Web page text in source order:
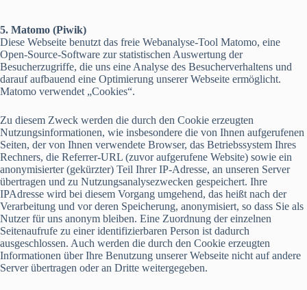
5. Matomo (Piwik)
Diese Webseite benutzt das freie Webanalyse-Tool Matomo, eine
Open-Source-Software zur statistischen Auswertung der
Besucherzugriffe, die uns eine Analyse des Besucherverhaltens und
darauf aufbauend eine Optimierung unserer Webseite ermöglicht.
Matomo verwendet „Cookies“.
Zu diesem Zweck werden die durch den Cookie erzeugten
Nutzungsinformationen, wie insbesondere die von Ihnen aufgerufenen
Seiten, der von Ihnen verwendete Browser, das Betriebssystem Ihres
Rechners, die Referrer-URL (zuvor aufgerufene Website) sowie ein
anonymisierter (gekürzter) Teil Ihrer IP-Adresse, an unseren Server
übertragen und zu Nutzungsanalysezwecken gespeichert. Ihre
IPAdresse wird bei diesem Vorgang umgehend, das heißt nach der
Verarbeitung und vor deren Speicherung, anonymisiert, so dass Sie als
Nutzer für uns anonym bleiben. Eine Zuordnung der einzelnen
Seitenaufrufe zu einer identifizierbaren Person ist dadurch
ausgeschlossen. Auch werden die durch den Cookie erzeugten
Informationen über Ihre Benutzung unserer Webseite nicht auf andere
Server übertragen oder an Dritte weitergegeben.